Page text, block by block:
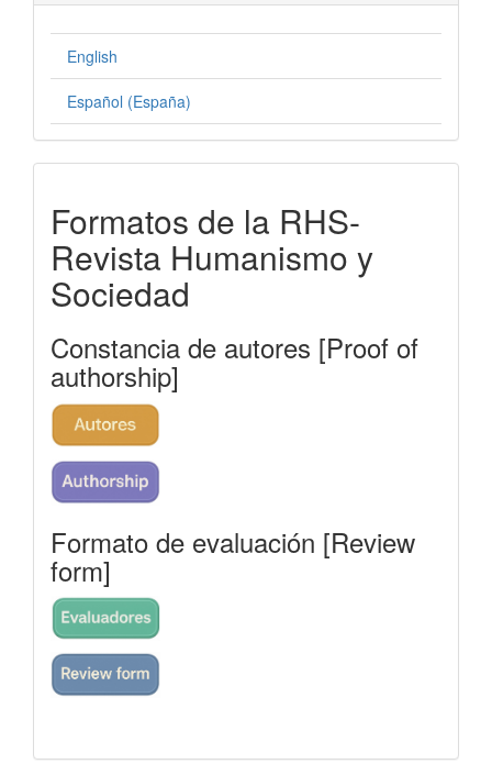
English
Español (España)
rhs
Formatos de la RHS-
Revista Humanismo y
Sociedad
Constancia de autores [Proof of
authorship]
Formato de evaluación [Review
form]